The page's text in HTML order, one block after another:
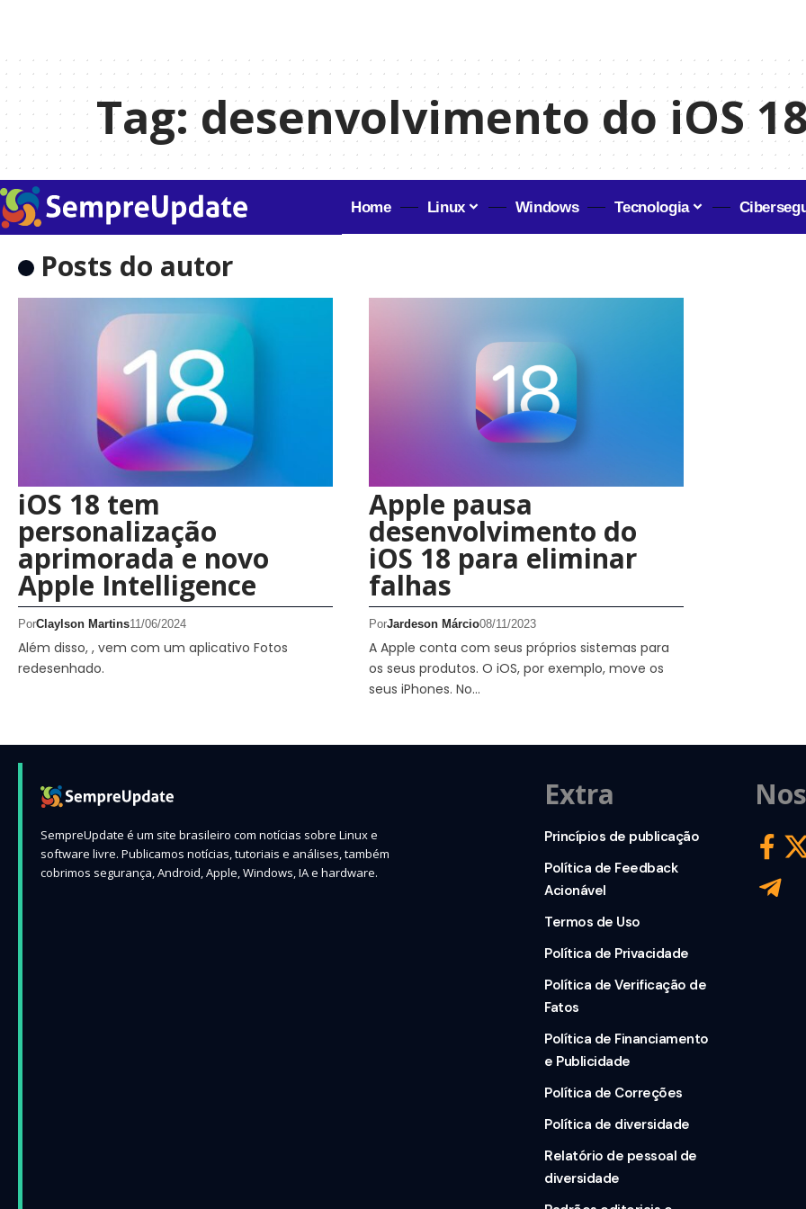
Tag:desenvolvimento do iOS
Home Linux Windows Tecnologia
Posts do autor
iOS 18 tem
personalização
aprimorada e novo
Apple Intelligence
PorClaylson Martins11/06/2024
Além disso, , vem com um aplicativo Fotos
redesenhado.
Apple pausa
desenvolvimento do
iOS 18 para eliminar
falhas
PorJardeson Márcio08/11/2023
A Apple conta com seus próprios sistemas para
os seus produtos. O iOS, por exemplo, move os
seus iPhones. No…
SempreUpdate é um site brasileiro com notícias sobre Linux e
software livre. Publicamos notícias, tutoriais e análises, também
cobrimos segurança, Android, Apple, Windows, IA e hardware.
Extra
Princípios de publicação
Política de Feedback
Acionável
Termos de Uso
Política de Privacidade
Política de Verificação de
Fatos
Política de Financiamento
e Publicidade
Política de Correções
Política de diversidade
Relatório de pessoal de
diversidade